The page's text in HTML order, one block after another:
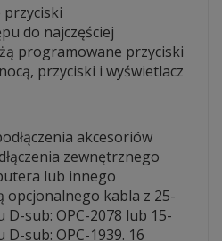
do najczęściej
programowane przyciski
przyciski i wyświetlacz
akcesoriów
zewnętrznego
lub innego
opcjonalnego kabla z 25-
D-sub: OPC-2078 lub 15-
D-sub: OPC-1939. 16